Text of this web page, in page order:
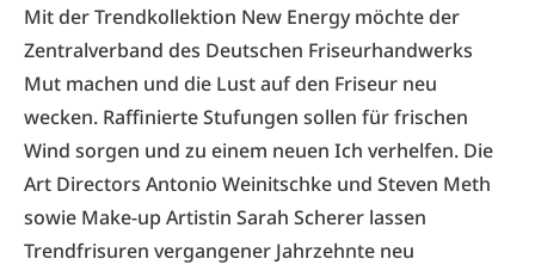
Mit der Trendkollektion New Energy möchte der
Zentralverband des Deutschen Friseurhandwerks
Mut machen und die Lust auf den Friseur neu
wecken. Raffinierte Stufungen sollen für frischen
Wind sorgen und zu einem neuen Ich verhelfen. Die
Art Directors Antonio Weinitschke und Steven Meth
sowie Make-up Artistin Sarah Scherer lassen
Trendfrisuren vergangener Jahrzehnte neu